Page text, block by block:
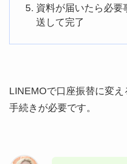
資料が届いたら必要
送して完了
LINEMOで口座振替に変
手続きが必要です。